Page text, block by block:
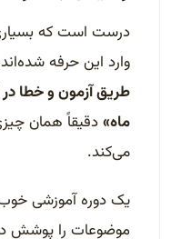
درست است که
وارد این حرفه
طریق آزمون و خطا در ۲ سال»
ماه»دقیقاً همان
می‌کند.
یک دوره آموزشی خوب
موضوعات را پوشش